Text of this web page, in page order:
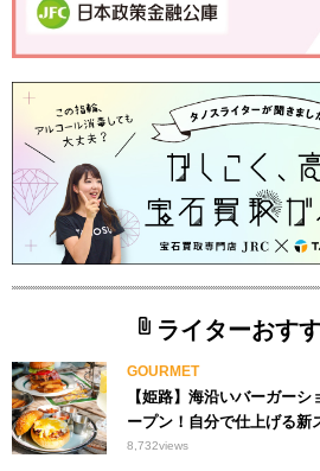
ライターおす
GOURMET
【姫路】海沿いバーガー
ープン！自分で仕上げる新
8,732views